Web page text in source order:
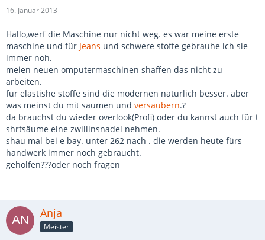
16. Januar 2013
Hallo,werf die Maschine nur nicht weg. es war meine erste
maschine und für Jeans und schwere stoffe gebrauhe ich sie
immer noh.
meien neuen omputermaschinen shaffen das nicht zu
arbeiten.
für elastishe stoffe sind die modernen natürlich besser. aber
was meinst du mit säumen und versäubern.?
da brauchst du wieder overlook(Profi) oder du kannst auch für t
shrtsäume eine zwillinsnadel nehmen.
shau mal bei e bay. unter 262 nach . die werden heute fürs
handwerk immer noch gebraucht.
geholfen???oder noch fragen
Anja
Meister